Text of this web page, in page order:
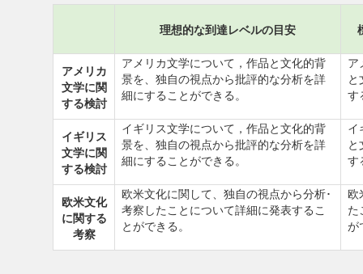
理想的な到達レベルの目安
アメリカ
文学に関
する検討
アメリカ文学について，作品と文化的背
景を、独自の視点から批評的な分析を詳
細にすることができる。
ア
す
イギリス
文学に関
する検討
イギリス文学について，作品と文化的背
景を、独自の視点から批評的な分析を詳
細にすることができる。
イ
す
欧米文化
に関する
考察
欧米文化に関して、独自の視点から分析･
考察したことについて詳細に発表するこ
とができる。
欧
た
が